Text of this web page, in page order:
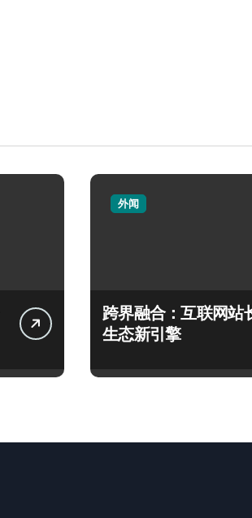
外闻
跨界融合：互联网站
生态新引擎